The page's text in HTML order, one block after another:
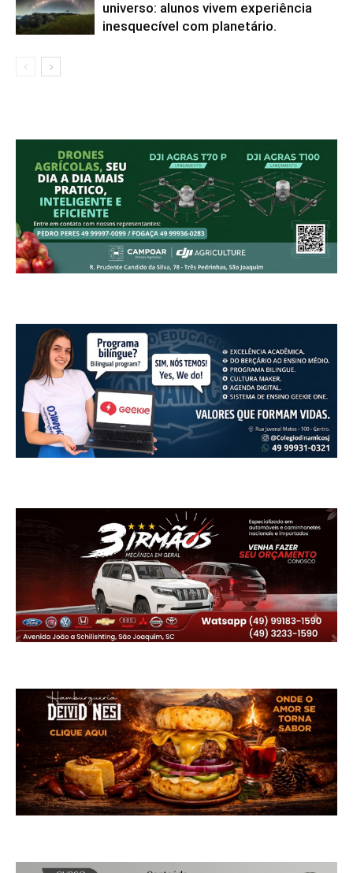
universo: alunos vivem experiência
inesquecível com planetário.